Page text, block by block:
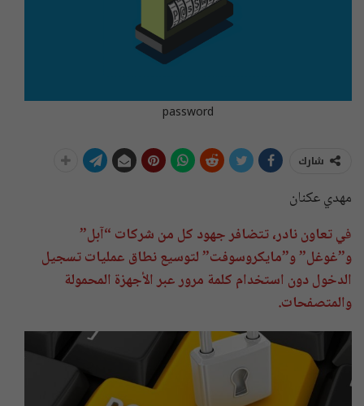
password
شارك
مهدي عكنان
في تعاون نادر، تتضافر جهود كل من شركات “آبل”
و”غوغل” و”مايكروسوفت” لتوسيع نطاق عمليات تسجيل
الدخول دون استخدام كلمة مرور عبر الأجهزة المحمولة
والمتصفحات.